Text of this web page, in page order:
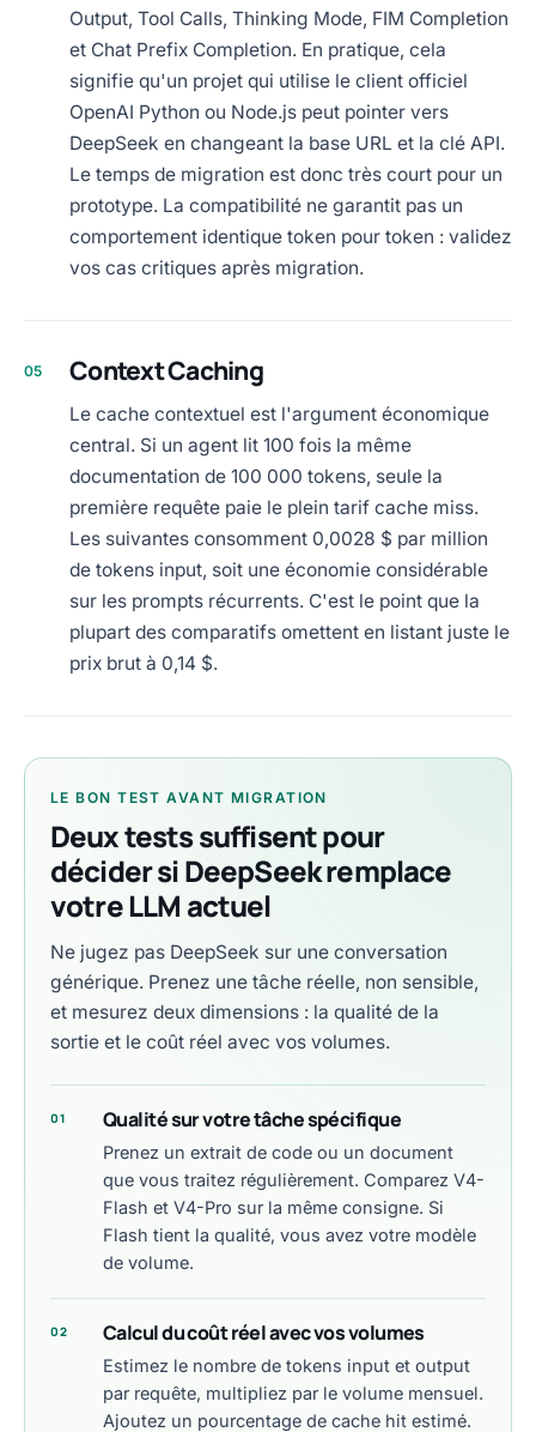
Output, Tool Calls, Thinking Mode, FIM Completion
et Chat Prefix Completion. En pratique, cela
signifie qu'un projet qui utilise le client officiel
OpenAI Python ou Node.js peut pointer vers
DeepSeek en changeant la base URL et la clé API.
Le temps de migration est donc très court pour un
prototype. La compatibilité ne garantit pas un
comportement identique token pour token : validez
vos cas critiques après migration.
05 Context Caching
Le cache contextuel est l'argument économique
central. Si un agent lit 100 fois la même
documentation de 100 000 tokens, seule la
première requête paie le plein tarif cache miss.
Les suivantes consomment 0,0028 $ par million
de tokens input, soit une économie considérable
sur les prompts récurrents. C'est le point que la
plupart des comparatifs omettent en listant juste le
prix brut à 0,14 $.
LE BON TEST AVANT MIGRATION
Deux tests suffisent pour
décider si DeepSeek remplace
votre LLM actuel
Ne jugez pas DeepSeek sur une conversation
générique. Prenez une tâche réelle, non sensible,
et mesurez deux dimensions : la qualité de la
sortie et le coût réel avec vos volumes.
01 Qualité sur votre tâche spécifique
Prenez un extrait de code ou un document
que vous traitez régulièrement. Comparez V4-
Flash et V4-Pro sur la même consigne. Si
Flash tient la qualité, vous avez votre modèle
de volume.
02 Calcul du coût réel avec vos volumes
Estimez le nombre de tokens input et output
par requête, multipliez par le volume mensuel.
Ajoutez un pourcentage de cache hit estimé.